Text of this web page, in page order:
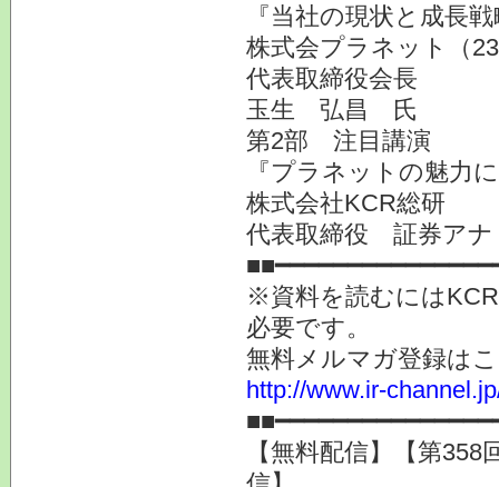
『当社の現状と成長
株式会プラネット（
代表取締役会長
玉生 弘昌 氏
第2部 注目講演
『プラネットの魅力
株式会社KCR総研
代表取締役 証券ア
※資料を読むには
必要です。
無料メルマガ登録は
http://www.ir-
【無料配信】【第